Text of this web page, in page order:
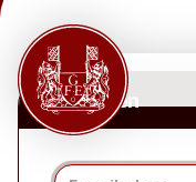
Inloggen
Inloggen